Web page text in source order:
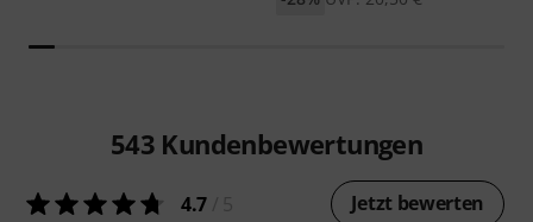
543 Kundenbewertungen
4.7 Jetzt bewerten